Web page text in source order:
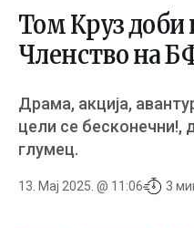
Том Круз доби
Членство на
Драма, акција,
цели се бесконечни!,
глумец.
13. Мај 2025. @ 11:06 3